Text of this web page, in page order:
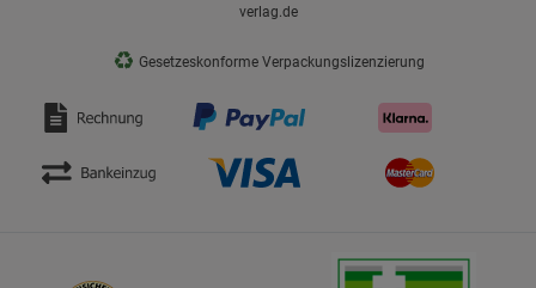
verlag.de
♻ Gesetzeskonforme Verpackungslizenzierung